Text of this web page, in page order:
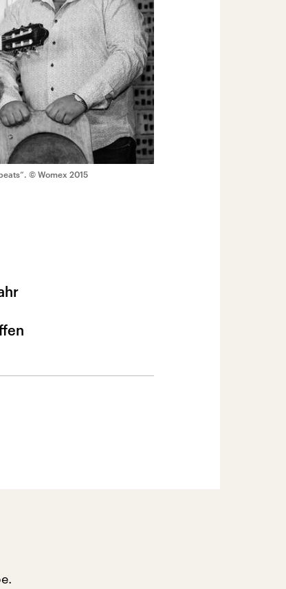
© Womex 2015